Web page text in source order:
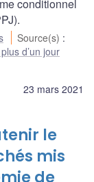
conditionnel
Source(s) :
d’un jour
23 mars 2021
le
mis